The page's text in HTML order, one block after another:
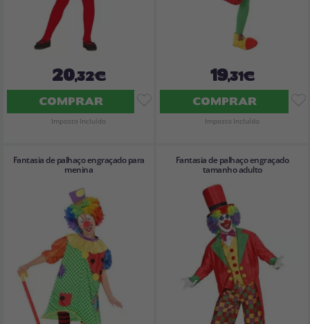
20,32€
COMPRAR
Imposto Incluído
19,31€
COMPRAR
Imposto Incluído
Fantasia de palhaço engraçado para
menina
Fantasia de palhaço engraçado
tamanho adulto